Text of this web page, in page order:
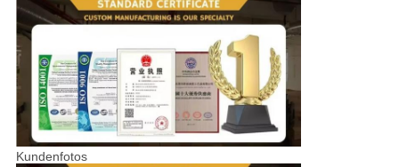
Kundenfotos